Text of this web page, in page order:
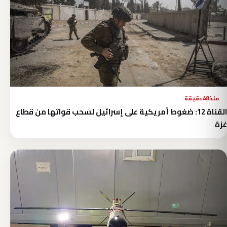
منذ 48 دقيقة
القناة 12: ضغوط أمريكية على إسرائيل لسحب قواتها من قطاع
غزة